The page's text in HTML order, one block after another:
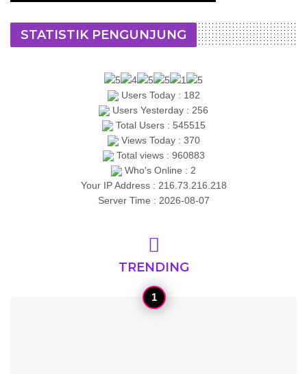
STATISTIK PENGUNJUNG
Users Today : 182
Users Yesterday : 256
Total Users : 545515
Views Today : 370
Total views : 960883
Who's Online : 2
Your IP Address : 216.73.216.218
Server Time : 2026-08-07
TRENDING